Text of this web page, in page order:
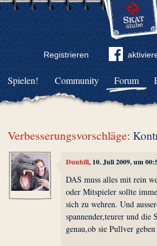
Registrieren
Community Forum
Spielen!
Verbesserungsvorschläge:
Dunhill, 10. Juli 2009, um
DAS muss alles mit rein
oder Mitspieler sollte
sich zu wehren. Und
spannender,teurer und die
genau,ob sie Pullver